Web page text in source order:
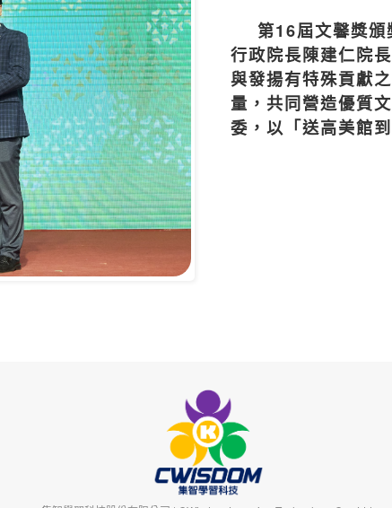
第16屆文馨獎
行政院長陳建仁院
與發揚有特殊貢獻
量，共同營造優質
委，以「送高美館